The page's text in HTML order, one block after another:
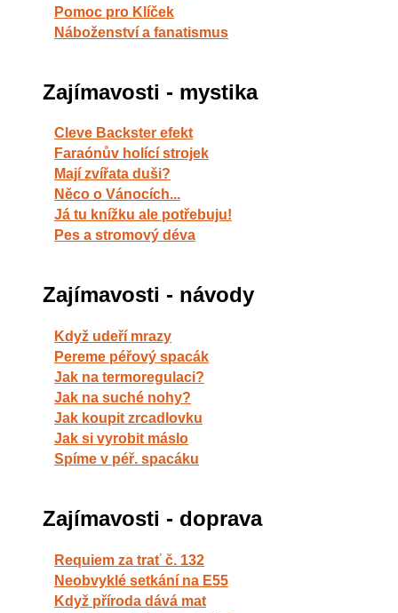
Pomoc pro Klíček
Náboženství a fanatismus
Zajímavosti - mystika
Cleve Backster efekt
Faraónův holící strojek
Mají zvířata duši?
Něco o Vánocích...
Já tu knížku ale potřebuju!
Pes a stromový déva
Zajímavosti - návody
Když udeří mrazy
Pereme péřový spacák
Jak na termoregulaci?
Jak na suché nohy?
Jak koupit zrcadlovku
Jak si vyrobit máslo
Spíme v péř. spacáku
Zajímavosti - doprava
Requiem za trať č. 132
Neobvyklé setkání na E55
Když příroda dává mat